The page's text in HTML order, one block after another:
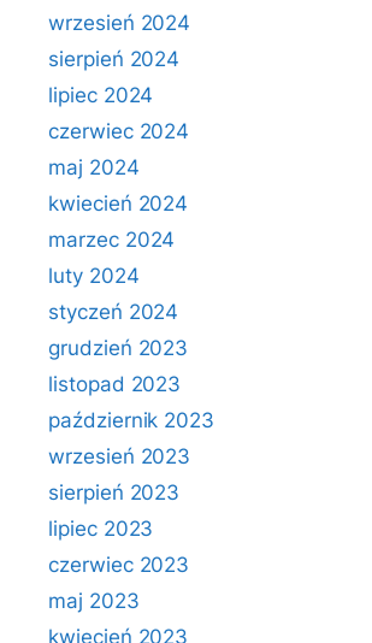
wrzesień 2024
sierpień 2024
lipiec 2024
czerwiec 2024
maj 2024
kwiecień 2024
marzec 2024
luty 2024
styczeń 2024
grudzień 2023
listopad 2023
październik 2023
wrzesień 2023
sierpień 2023
lipiec 2023
czerwiec 2023
maj 2023
kwiecień 2023